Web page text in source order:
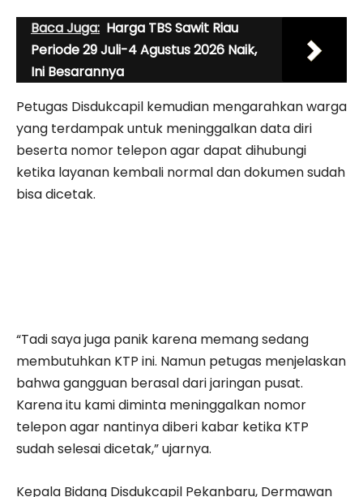
Baca Juga: Harga TBS Sawit Riau
Periode 29 Juli-4 Agustus 2026 Naik,
Ini Besarannya
Petugas Disdukcapil kemudian mengarahkan warga
yang terdampak untuk meninggalkan data diri
beserta nomor telepon agar dapat dihubungi
ketika layanan kembali normal dan dokumen sudah
bisa dicetak.
“Tadi saya juga panik karena memang sedang
membutuhkan KTP ini. Namun petugas menjelaskan
bahwa gangguan berasal dari jaringan pusat.
Karena itu kami diminta meninggalkan nomor
telepon agar nantinya diberi kabar ketika KTP
sudah selesai dicetak,” ujarnya.
Kepala Bidang Disdukcapil Pekanbaru, Dermawan